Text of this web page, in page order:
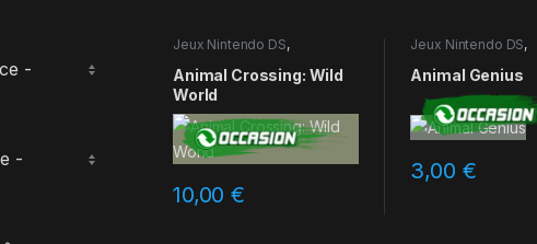
Jeux Nintendo DS,
Animal Crossing: Wild
World
10,00€
Jeux Nintendo DS,
Animal Genius
3,00 €